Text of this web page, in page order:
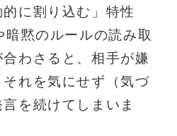
に割り込む」特性
暗黙のルールの読み取
わさると、相手が嫌
れを気にせず（気づ
を続けてしまいま